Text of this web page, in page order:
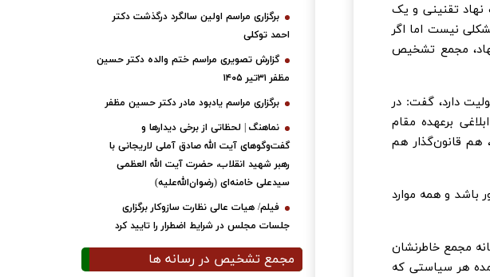
نهاد تقنینی و یک
نیست اما اگر
مجمع تشخیص
ستاد مبارزه با موادمخدروی با بیان اینکه مجمع ۱۰ تا ۱۲ مسئولیت دارد، گفت: در
برعهده مقام
هم قانون‌گذار هم
باشد و همه موارد
مجمع خاطرنشان
هر سیاستی که
برگزاری مراسم اولین سالگرد درگذشت دکتر
احمد توکلی
گزارش تصویری مراسم ختم والده دکتر حسین
مظفر ۳۱تیر ۱۴۰۵
برگزاری مراسم یادبود مادر دکتر حسین مظفر
نماهنگ | لحظاتی از برخی دیدارها و
گفت‌وگوهای آیت ‌الله صادق آملی لاریجانی با
رهبر شهید انقلاب، حضرت آیت‌ الله العظمی
سیدعلی خامنه‌ای (رضوان‌الله‌علیه)
فیلم/ هیات عالی نظارت سازوکار برگزاری
جلسات مجلس در شرایط اضطرار را تایید کرد
مجمع تشخیص در رسانه ها